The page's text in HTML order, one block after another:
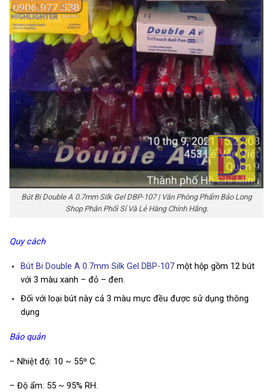
Bút Bi Double A 0.7mm Silk Gel DBP-107 | Văn Phòng Phẩm Bảo Long
Shop Phân Phối Sỉ Và Lẻ Hàng Chính Hãng.
Quy cách
Bút Bi Double A 0.7mm Silk Gel DBP-107một hộp gồm 12 bút
với 3 màu xanh – đỏ – đen.
Đối với loại bút này cả 3 màu mực đều được sử dụng thông
dụng
Bảo quản
– Nhiệt độ: 10 ~ 55º C.
– Độ ẩm: 55 ~ 95% RH.